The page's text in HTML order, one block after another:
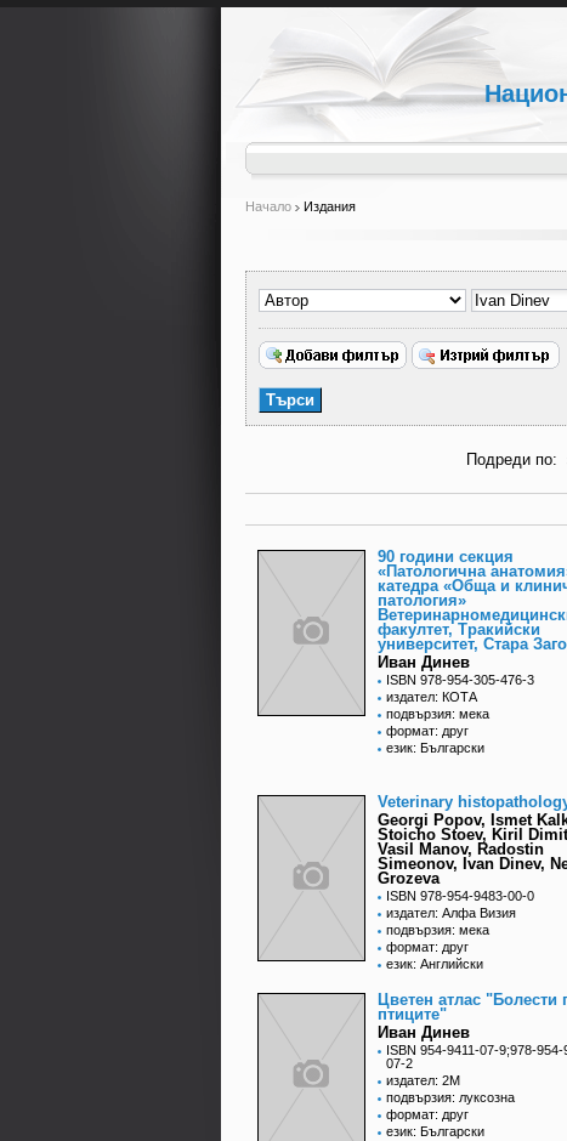
Начало Издания
Подреди по:
90 години секция
«Патологична
катедра «Обща и
патология»
факултет, Тракийски
университет, Стара
Иван Динев
ISBN 978-954-305-476-3
издател: КОТА
подвързия: мека
формат: друг
език: Български
Veterinary
Georgi Popov, Ismet
Stoicho Stoev, Kiril
Vasil Manov, Radostin
Simeonov, Ivan Dinev,
Grozeva
ISBN 978-954-9483-00-0
издател: Алфа Визия
подвързия: мека
формат: друг
език: Английски
Цветен атлас "Болести
птиците"
Иван Динев
ISBN 954-9411-07-9;978-954-
07-2
издател: 2М
подвързия: луксозна
формат: друг
език: Български